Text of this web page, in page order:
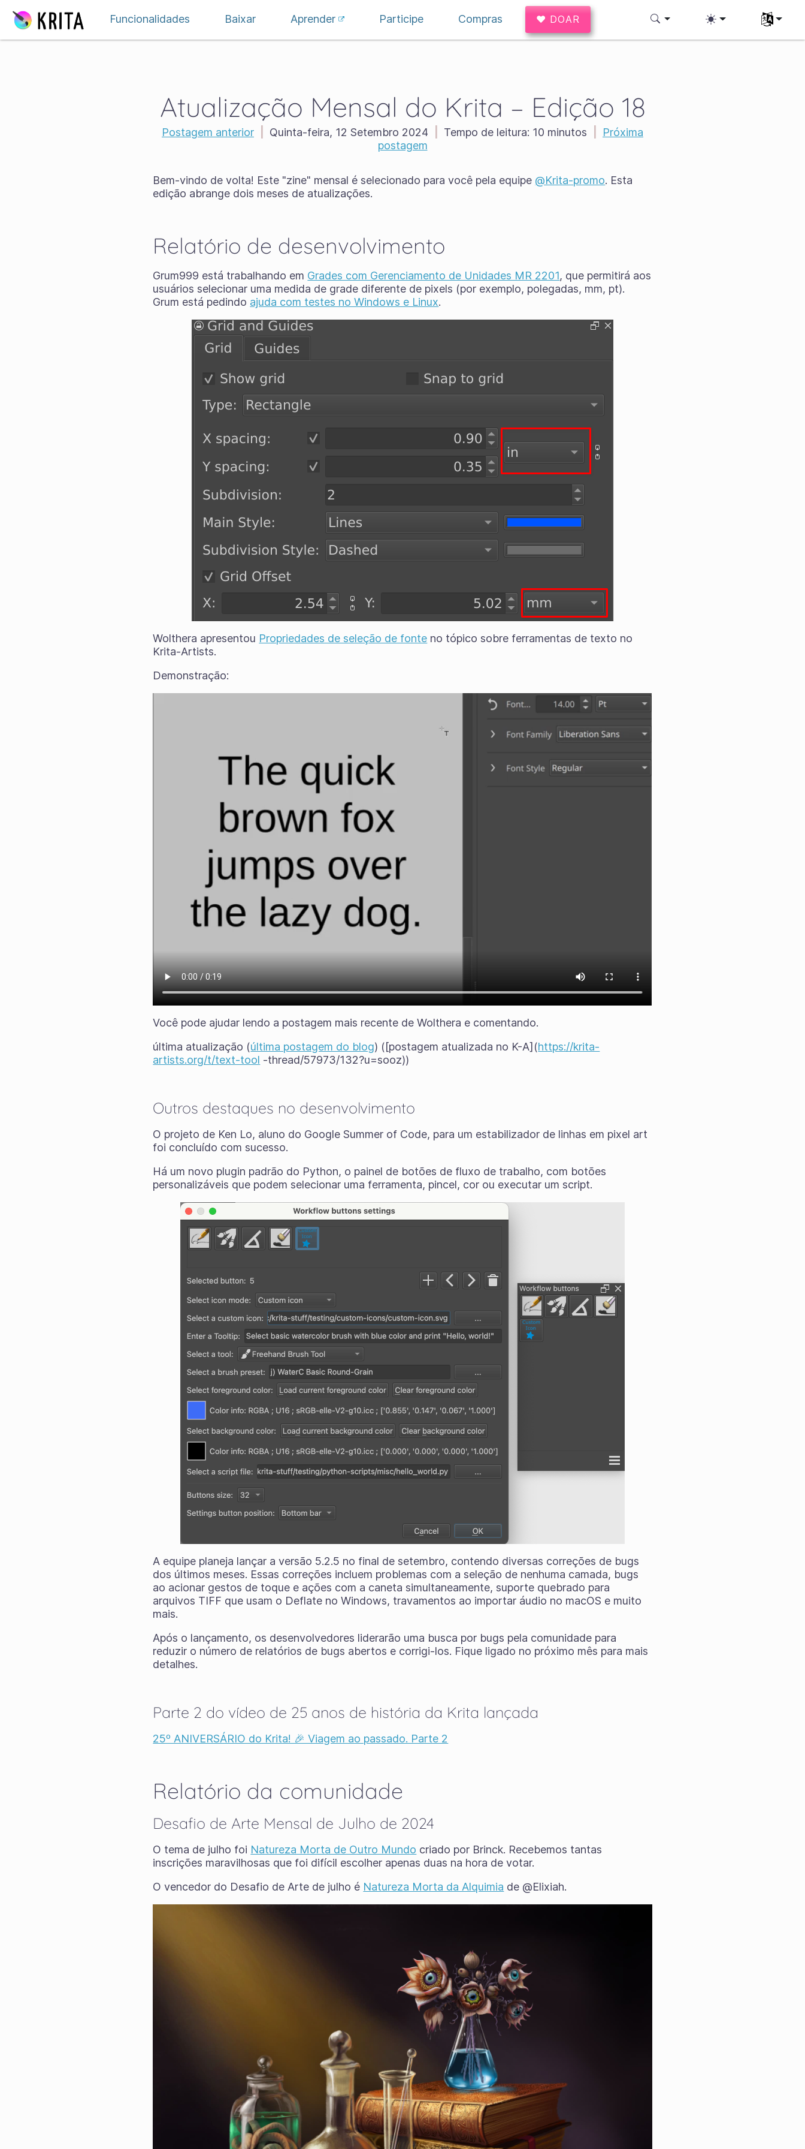
Funcionalidades
Baixar Aprender Participe Compras ♥ DOAR Selecione
Atualização Mensal do Krita – Edição 18
Postagem anterior Quinta-feira, 12 Setembro 2024 Tempo de leitura: 10 minutos
Próxima
postagem
Bem-vindo de volta! Este "zine" mensal é selecionado para você pela equipe @Krita-promo. Esta
edição abrange dois meses de atualizações.
Relatório de desenvolvimento
Grum999 está trabalhando em Grades com Gerenciamento de Unidades MR 2201, que permitirá aos
usuários selecionar uma medida de grade diferente de pixels (por exemplo, polegadas, mm, pt).
Grum está pedindo ajuda com testes no Windows e Linux.
Wolthera apresentou Propriedades de seleção de fonte no tópico sobre ferramentas de texto no
Krita-Artists.
Demonstração:
Você pode ajudar lendo a postagem mais recente de Wolthera e comentando.
última atualização (última postagem do blog) ([postagem atualizada no K-A](https://krita-
artists.org/t/text-tool -thread/57973/132?u=sooz))
Outros destaques no desenvolvimento
O projeto de Ken Lo, aluno do Google Summer of Code, para um estabilizador de linhas em pixel art
foi concluído com sucesso.
Há um novo plugin padrão do Python, o painel de botões de fluxo de trabalho, com botões
personalizáveis ​​que podem selecionar uma ferramenta, pincel, cor ou executar um script.
A equipe planeja lançar a versão 5.2.5 no final de setembro, contendo diversas correções de bugs
dos últimos meses. Essas correções incluem problemas com a seleção de nenhuma camada, bugs
ao acionar gestos de toque e ações com a caneta simultaneamente, suporte quebrado para
arquivos TIFF que usam o Deflate no Windows, travamentos ao importar áudio no macOS e muito
mais.
Após o lançamento, os desenvolvedores liderarão uma busca por bugs pela comunidade para
reduzir o número de relatórios de bugs abertos e corrigi-los. Fique ligado no próximo mês para mais
detalhes.
Parte 2 do vídeo de 25 anos de história da Krita lançada
25º ANIVERSÁRIO do Krita! 🎉 Viagem ao passado. Parte 2
Relatório da comunidade
Desafio de Arte Mensal de Julho de 2024
O tema de julho foi Natureza Morta de Outro Mundo criado por Brinck. Recebemos tantas
inscrições maravilhosas que foi difícil escolher apenas duas na hora de votar.
O vencedor do Desafio de Arte de julho é Natureza Morta da Alquimia de @Elixiah.